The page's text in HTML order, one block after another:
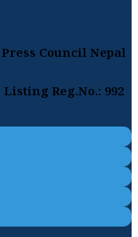
Press Council Nepal
Listing Reg.No.: 992